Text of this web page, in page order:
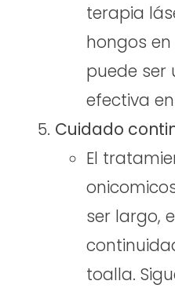
terapia
hongos
puede ser
efectiva
Cuidado
El
ser largo,
toalla.